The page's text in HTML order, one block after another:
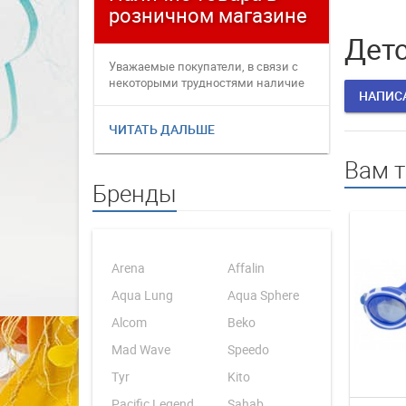
розничном магазине
Уважаемые покупатели, в связи с
некоторыми трудностями наличие
ЧИТАТЬ ДАЛЬШЕ ЧИТАТЬ
Бренды
Arena
Affalin
Aqua Lung
Aqua Sphere
Alcom
Beko
Mad Wave
Speedo
Tyr
Kito
Вам